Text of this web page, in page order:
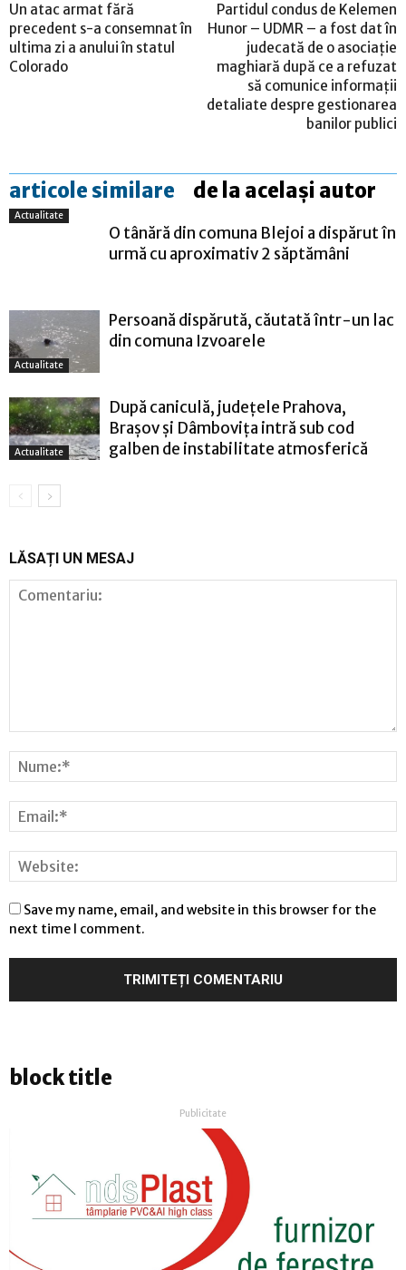
Un atac armat fără
precedent s-a consemnat în
ultima zi a anului în statul
Colorado
Partidul condus de Kelemen
Hunor – UDMR – a fost dat în
judecată de o asociaţie
maghiară după ce a refuzat
să comunice informaţii
detaliate despre gestionarea
banilor publici
articole similare de la același autor
Actualitate
O tânără din comuna Blejoi a dispărut în
urmă cu aproximativ 2 săptămâni
Actualitate
Persoană dispărută, căutată într-un lac
din comuna Izvoarele
Actualitate
După caniculă, județele Prahova,
Brașov și Dâmbovița intră sub cod
galben de instabilitate atmosferică
LĂSAȚI UN MESAJ
Save my name, email, and website in this browser for the
next time I comment.
block title
Publicitate